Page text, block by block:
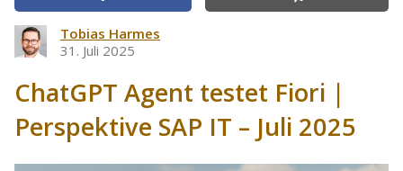
Tobias Harmes
31. Juli 2025
ChatGPT Agent testet Fiori |
Perspektive SAP IT – Juli 2025